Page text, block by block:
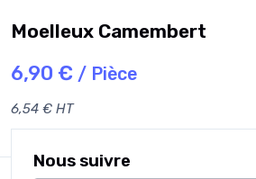
Moelleux Camembert
6,90 € / Pièce
6,54 € HT
Nous suivre